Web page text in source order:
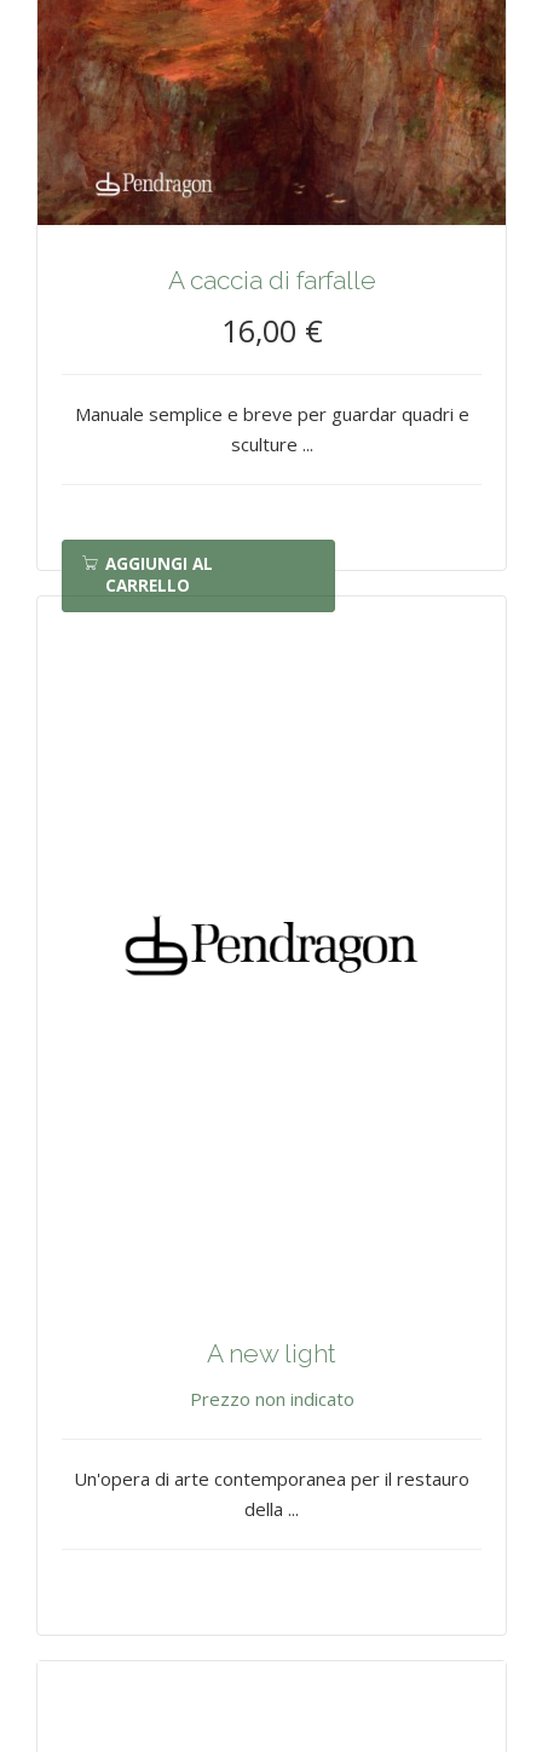
A caccia di farfalle
16,00 €
Manuale semplice e breve per guardar quadri e
sculture ...
AGGIUNGI AL
CARRELLO
A new light
Prezzo non indicato
Un'opera di arte contemporanea per il restauro
della ...